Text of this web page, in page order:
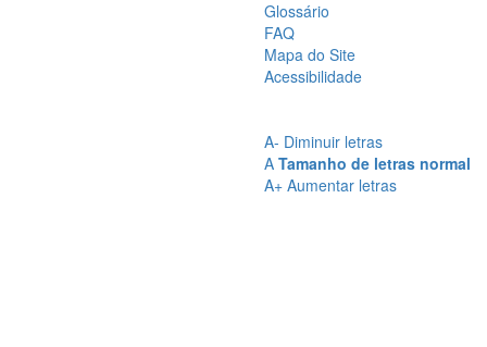
Glossário
FAQ
Mapa do Site
Acessibilidade
A- Diminuir letras
A Tamanho de letras normal
A+ Aumentar letras